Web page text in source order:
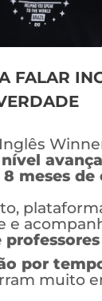
FALAR
nível
8 meses de
e
professores
por
muito